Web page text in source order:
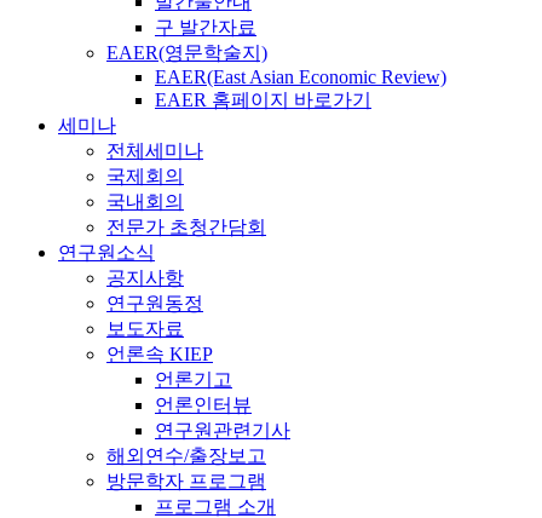
구 발간자료
EAER(영문학술지)
EAER(East Asian Economic Review)
EAER 홈페이지 바로가기
세미나
전체세미나
국제회의
국내회의
전문가 초청간담회
연구원소식
공지사항
연구원동정
보도자료
언론속 KIEP
언론기고
언론인터뷰
연구원관련기사
해외연수/출장보고
방문학자 프로그램
프로그램 소개